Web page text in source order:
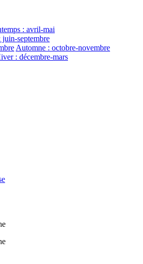
: avril-mai
juin-septembre
Automne : octobre-novembre
: décembre-mars